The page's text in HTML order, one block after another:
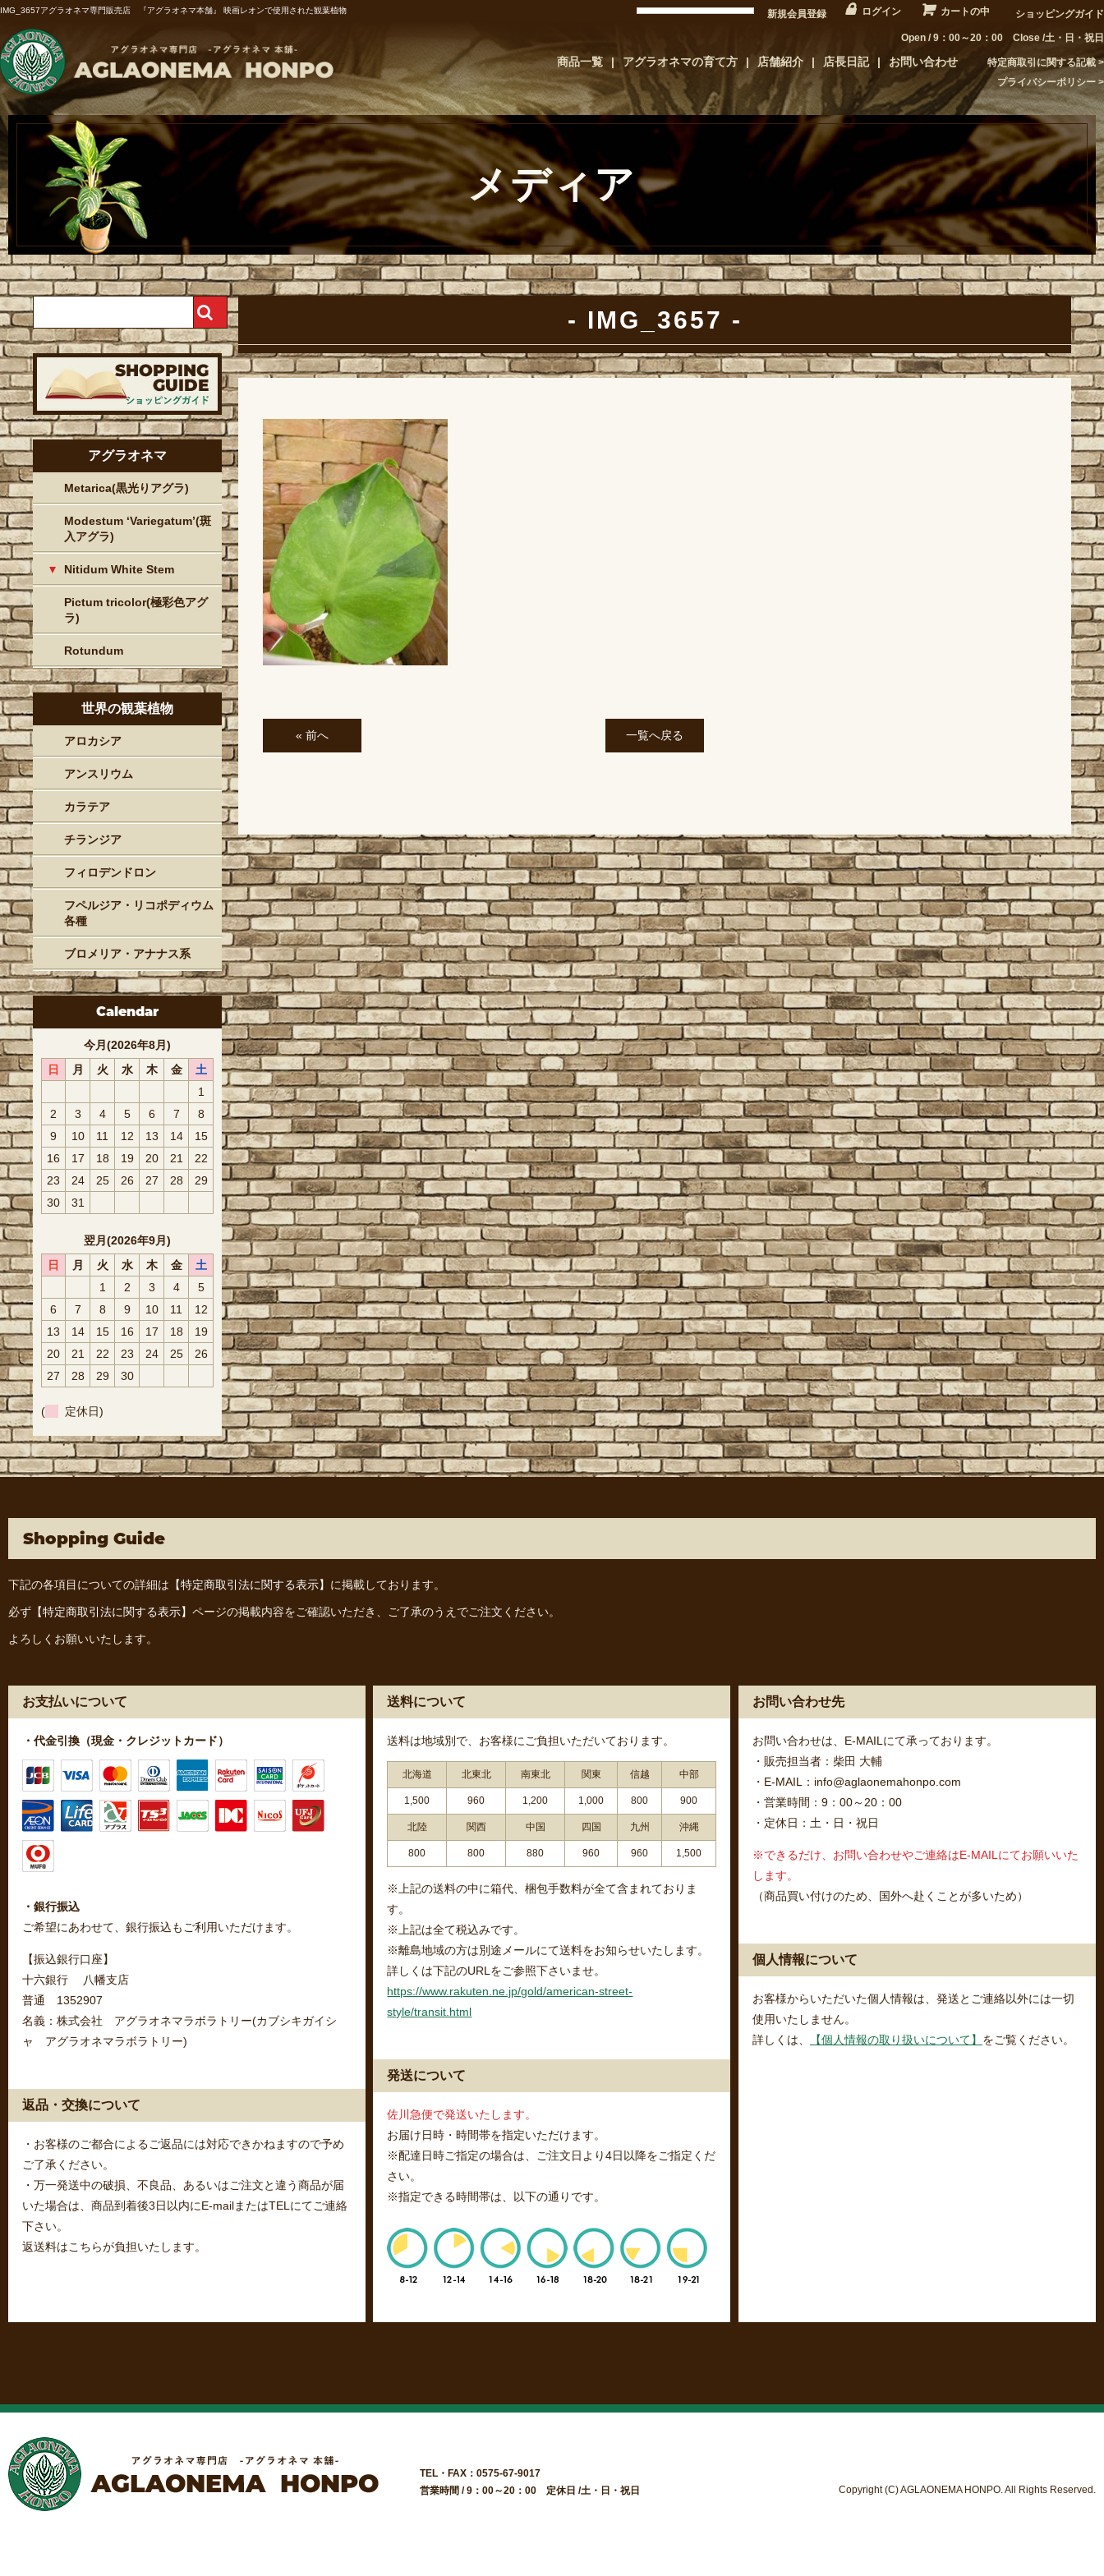
IMG_3657アグラオネマ専門販売店 『アグラオネマ本舗』 映画レオンで使用された観葉植物 新規会員登録 ログイン カートの中 ショッピングガイド
Open / 9：00～20：00 Close /土・日・祝日
商品一覧 アグラオネマの育て方 店舗紹介 店長日記 お問い合わせ
特定商取引に関する記載
プライバシーポリシー
メディア
IMG_3657
« 前へ 一覧へ戻る
アグラオネマ
Metarica(黒光りアグラ)
Modestum ‘Variegatum’(斑
入アグラ)
Nitidum White Stem
Pictum tricolor(極彩色アグ
ラ)
Rotundum
世界の観葉植物
アロカシア
アンスリウム
カラテア
チランジア
フィロデンドロン
フペルジア・リコポディウム
各種
ブロメリア・アナナス系
Calendar
今月(2026年8月)
日
月 火 水 木 金
土
1
2
3 4 5 6 7
8
9
10 11 12 13 14
15
16
17 18 19 20 21
22
23
24 25 26 27 28
29
30
31
翌月(2026年9月)
日
月 火 水 木 金
土
1
2 3 4
5
6
7 8 9 10 11
12
13
14 15 16 17 18
19
20
21 22 23 24 25
26
27
28 29 30
( 定休日)
Shopping Guide
下記の各項目についての詳細は 【特定商取引法に関する表示】 に掲載しております。
必ず 【特定商取引法に関する表示】 ページの掲載内容をご確認いただき、ご了承のうえでご注文ください。
よろしくお願いいたします。
お支払いについて
・代金引換（現金・クレジットカード）
・銀行振込
ご希望にあわせて、銀行振込もご利用いただけます。
【振込銀行口座】
十六銀行 八幡支店
普通 1352907
名義：株式会社 アグラオネマラボラトリー(カブシキガイシ
ャ アグラオネマラボラトリー)
返品・交換について
・お客様のご都合によるご返品には対応できかねますので予め
ご了承ください。
・万一発送中の破損、不良品、あるいはご注文と違う商品が届
いた場合は、商品到着後3日以内にE-mailまたはTELにてご連絡
下さい。
返送料はこちらが負担いたします。
送料について
送料は地域別で、お客様にご負担いただいております。
北海道 北東北 南東北 関東 信越 中部
1,500 960 1,200 1,000 800 900
北陸 関西 中国 四国 九州 沖縄
800 800 880 960 960 1,500
※上記の送料の中に箱代、梱包手数料が全て含まれておりま
す。
※上記は全て税込みです。
※離島地域の方は別途メールにて送料をお知らせいたします。
詳しくは下記のURLをご参照下さいませ。
https://www.rakuten.ne.jp/gold/american-street-
style/transit.html
発送について
佐川急便で発送いたします。
お届け日時・時間帯を指定いただけます。
※配達日時ご指定の場合は、ご注文日より4日以降をご指定くだ
さい。
※指定できる時間帯は、以下の通りです。
お問い合わせ先
お問い合わせは、E-MAILにて承っております。
・販売担当者：柴田 大輔
・E-MAIL：info@aglaonemahonpo.com
・営業時間：9：00～20：00
・定休日：土・日・祝日
※できるだけ、お問い合わせやご連絡はE-MAILにてお願いいた
します。
（商品買い付けのため、国外へ赴くことが多いため）
個人情報について
お客様からいただいた個人情報は、発送とご連絡以外には一切
使用いたしません。
詳しくは、
【個人情報の取り扱いについて】 をご覧ください。
TEL・FAX：0575-67-9017
営業時間 / 9：00～20：00 定休日 /土・日・祝日
Copyright (C) AGLAONEMA HONPO. All Rights Reserved.